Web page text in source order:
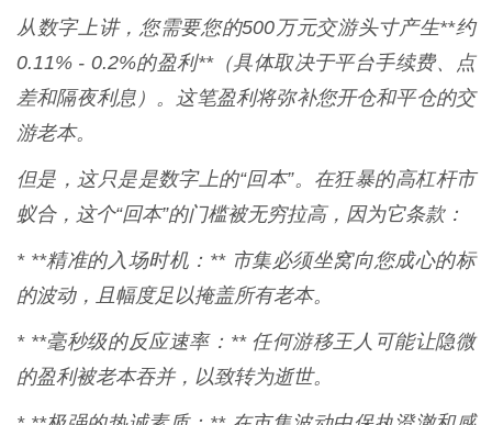
从数字上讲，您需要您的500万元交游头寸产生**约
0.11% - 0.2%的盈利**（具体取决于平台手续费、点
差和隔夜利息）。这笔盈利将弥补您开仓和平仓的交
游老本。
但是，这只是是数字上的“回本”。在狂暴的高杠杆市
蚁合，这个“回本”的门槛被无穷拉高，因为它条款：
* **精准的入场时机：** 市集必须坐窝向您成心的标
的波动，且幅度足以掩盖所有老本。
* **毫秒级的反应速率：** 任何游移王人可能让隐微
的盈利被老本吞并，以致转为逝世。